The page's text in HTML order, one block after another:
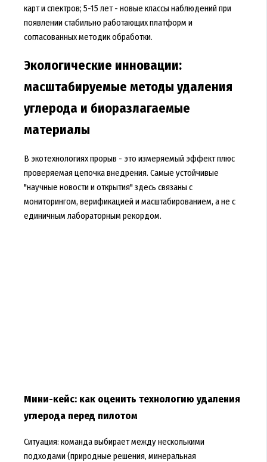
карт и спектров; 5-15 лет - новые классы наблюдений при
появлении стабильно работающих платформ и
согласованных методик обработки.
Экологические инновации:
масштабируемые методы удаления
углерода и биоразлагаемые
материалы
В экотехнологиях прорыв - это измеряемый эффект плюс
проверяемая цепочка внедрения. Самые устойчивые
"научные новости и открытия" здесь связаны с
мониторингом, верификацией и масштабированием, а не с
единичным лабораторным рекордом.
Мини-кейс: как оценить технологию удаления
углерода перед пилотом
Ситуация: команда выбирает между несколькими
подходами (природные решения, минеральная